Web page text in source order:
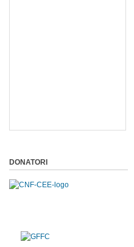
DONATORI